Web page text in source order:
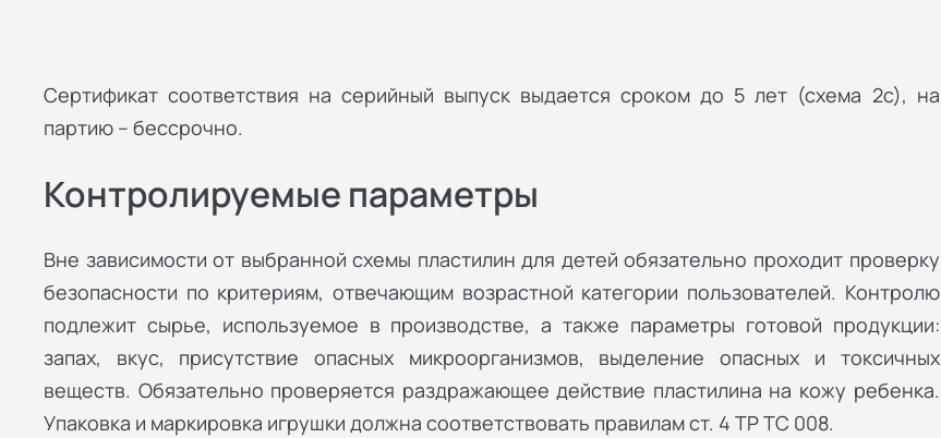
Сертификат соответствия на серийный выпуск выдается сроком до 5 лет (схема 2с), на
партию – бессрочно.
Контролируемые параметры
Вне зависимости от выбранной схемы пластилин для детей обязательно проходит проверку
безопасности по критериям, отвечающим возрастной категории пользователей. Контролю
подлежит сырье, используемое в производстве, а также параметры готовой продукции:
запах, вкус, присутствие опасных микроорганизмов, выделение опасных и токсичных
веществ. Обязательно проверяется раздражающее действие пластилина на кожу ребенка.
Упаковка и маркировка игрушки должна соответствовать правилам ст. 4 ТР ТС 008.